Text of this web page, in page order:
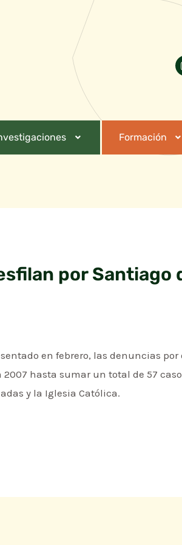
Formación
por Santiago
en febrero, las denuncias
hasta sumar un total de 57
y la Iglesia Católica.